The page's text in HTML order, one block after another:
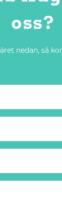
oss?
nedan, så